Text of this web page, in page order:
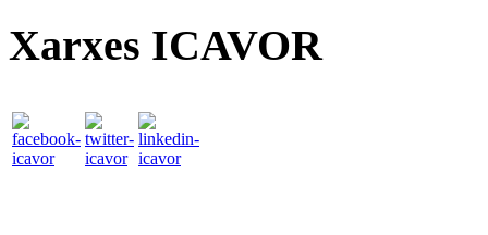
Xarxes ICAVOR